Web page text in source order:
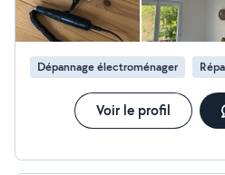
Dépannage électroménager
Voir le profil